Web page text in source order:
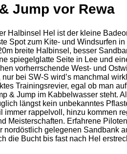
Jump vor Rewa
Halbinsel Hel ist der kleine
Spot zum Kite- und Windsurfen
breite Halbinsel, besser
spiegelglatte Seite in Lee und
vorherrschende West- und
nur bei SW-S wird’s manchmal
Trainingsrevier, egal ob man
& Jump im Kabbelwasser steht.
längst kein unbekanntes
immer rappelvoll, hinzu kommen
Meisterschaften. Erfahrene
nordöstlich gelegenen Sandbank
die Bucht bis fast nach Hel